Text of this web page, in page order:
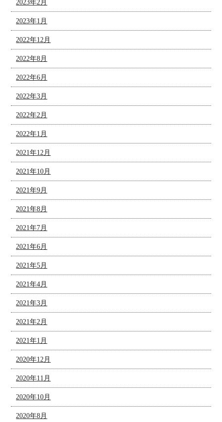
2023年2月
2023年1月
2022年12月
2022年8月
2022年6月
2022年3月
2022年2月
2022年1月
2021年12月
2021年10月
2021年9月
2021年8月
2021年7月
2021年6月
2021年5月
2021年4月
2021年3月
2021年2月
2021年1月
2020年12月
2020年11月
2020年10月
2020年8月